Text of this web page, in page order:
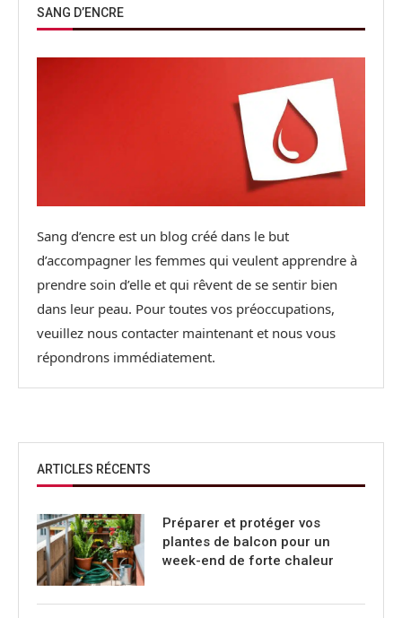
SANG D’ENCRE
Sang d’encre est un blog créé dans le but
d’accompagner les femmes qui veulent apprendre à
prendre soin d’elle et qui rêvent de se sentir bien
dans leur peau. Pour toutes vos préoccupations,
veuillez nous contacter maintenant et nous vous
répondrons immédiatement.
ARTICLES RÉCENTS
Préparer et protéger vos
plantes de balcon pour un
week-end de forte chaleur